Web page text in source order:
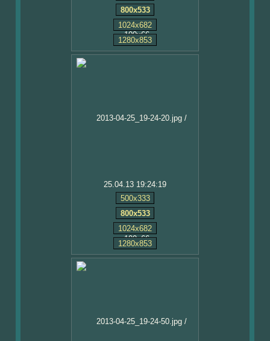
800x533
1024x682
1280x853
25.04.13 19:24:19
500x333
800x533
1024x682
1280x853